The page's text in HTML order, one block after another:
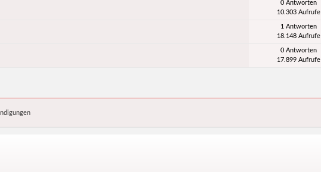
0 Antworten
10.303 Aufrufe
1 Antworten
18.148 Aufrufe
0 Antworten
17.899 Aufrufe